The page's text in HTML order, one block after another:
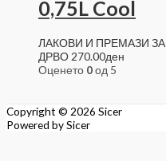
0,75L Cool
ЛАКОВИ И ПРЕМАЗИ ЗА
ДРВО 270.00ден
Оценето 0од 5
Copyright © 2026 Sicer
Powered bySicer